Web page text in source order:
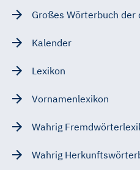
Großes Wörterbuch der
Kalender
Lexikon
Vornamenlexikon
Wahrig
Wahrig